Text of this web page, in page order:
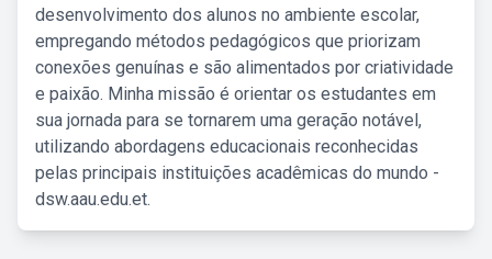
desenvolvimento dos alunos no ambiente escolar,
empregando métodos pedagógicos que priorizam
conexões genuínas e são alimentados por criatividade
e paixão. Minha missão é orientar os estudantes em
sua jornada para se tornarem uma geração notável,
utilizando abordagens educacionais reconhecidas
pelas principais instituições acadêmicas do mundo -
dsw.aau.edu.et.